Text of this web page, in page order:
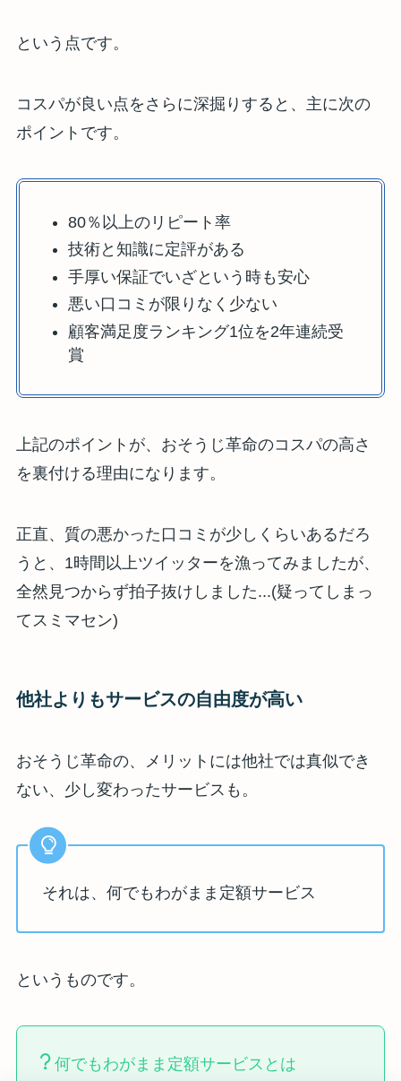
という点です。
コスパが良い点をさらに深掘りすると、主に次の
ポイントです。
80％以上のリピート率
技術と知識に定評がある
手厚い保証でいざという時も安心
悪い口コミが限りなく少ない
顧客満足度ランキング1位を2年連続受
賞
上記のポイントが、おそうじ革命のコスパの高さ
を裏付ける理由になります。
正直、質の悪かった口コミが少しくらいあるだろ
うと、1時間以上ツイッターを漁ってみましたが、
全然見つからず拍子抜けしました...(疑ってしまっ
てスミマセン)
他社よりもサービスの自由度が高い
おそうじ革命の、メリットには他社では真似でき
ない、少し変わったサービスも。
それは、何でもわがまま定額サービス
というものです。
何でもわがまま定額サービスとは